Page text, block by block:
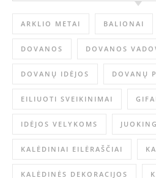
ARKLIO METAI BALIONAI
DOVANOS DOVANOS
DOVANŲ IDĖJOS DOVANŲ
EILIUOTI SVEIKINIMAI
IDĖJOS VELYKOMS
KALĖDINIAI EILĖRAŠČIAI
KALĖDINĖS DEKORACIJOS